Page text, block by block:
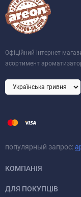
Офіційний інтернет
асортимент
популярный запрос:
КОМПАНІЯ
ДЛЯ ПОКУПЦІВ